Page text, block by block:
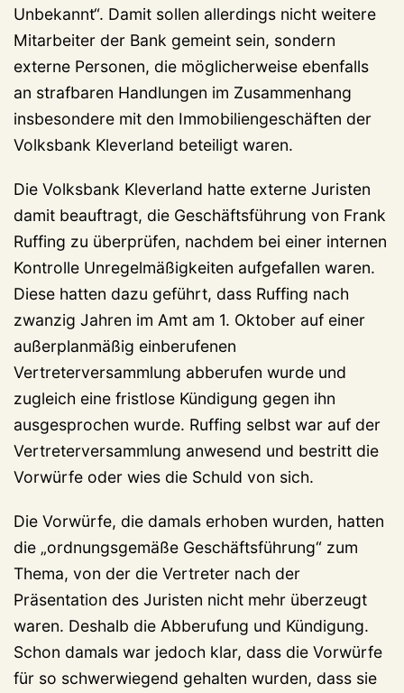
Unbekannt“. Damit sollen allerdings nicht weitere
Mitarbeiter der Bank gemeint sein, sondern
externe Personen, die möglicherweise ebenfalls
an strafbaren Handlungen im Zusammenhang
insbesondere mit den Immobiliengeschäften der
Volksbank Kleverland beteiligt waren.
Die Volksbank Kleverland hatte externe Juristen
damit beauftragt, die Geschäftsführung von Frank
Ruffing zu überprüfen, nachdem bei einer internen
Kontrolle Unregelmäßigkeiten aufgefallen waren.
Diese hatten dazu geführt, dass Ruffing nach
zwanzig Jahren im Amt am 1. Oktober auf einer
außerplanmäßig einberufenen
Vertreterversammlung abberufen wurde und
zugleich eine fristlose Kündigung gegen ihn
ausgesprochen wurde. Ruffing selbst war auf der
Vertreterversammlung anwesend und bestritt die
Vorwürfe oder wies die Schuld von sich.
Die Vorwürfe, die damals erhoben wurden, hatten
die „ordnungsgemäße Geschäftsführung“ zum
Thema, von der die Vertreter nach der
Präsentation des Juristen nicht mehr überzeugt
waren. Deshalb die Abberufung und Kündigung.
Schon damals war jedoch klar, dass die Vorwürfe
für so schwerwiegend gehalten wurden, dass sie